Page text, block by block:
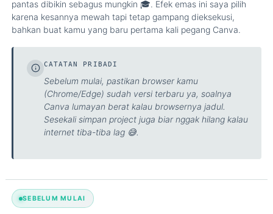
pantas dibikin sebagus mungkin 🎓. Efek emas ini saya pilih
karena kesannya mewah tapi tetap gampang dieksekusi,
bahkan buat kamu yang baru pertama kali pegang Canva.
CATATAN PRIBADI
Sebelum mulai, pastikan browser kamu
(Chrome/Edge) sudah versi terbaru ya, soalnya
Canva lumayan berat kalau browsernya jadul.
Sesekali simpan project juga biar nggak hilang kalau
internet tiba-tiba lag 😅.
SEBELUM MULAI